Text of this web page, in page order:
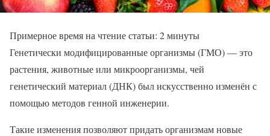
Примерное время на чтение статьи: 2минуты
Генетически модифицированные организмы (ГМО) — это
растения, животные или микроорганизмы, чей
генетический материал (ДНК) был искусственно изменён с
помощью методов генной инженерии.
Такие изменения позволяют придать организмам новые